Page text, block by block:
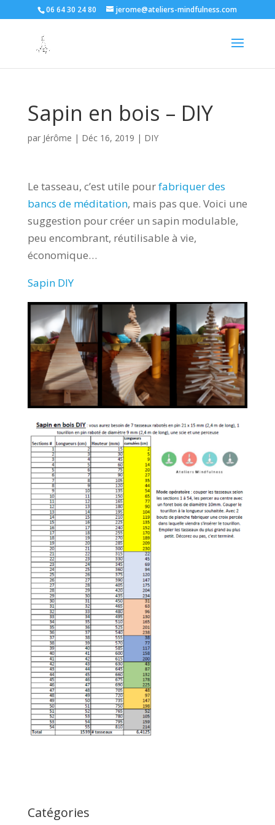
06 64 30 24 80 jerome@ateliers-mindfulness.com
Sapin en bois – DIY
par Jérôme | Déc 16, 2019 | DIY
Le tasseau, c’est utile pourfabriquer des
bancs de méditation, mais pas que. Voici une
suggestion pour créer un sapin modulable,
peu encombrant, réutilisable à vie,
économique…
Sapin DIY
Catégories